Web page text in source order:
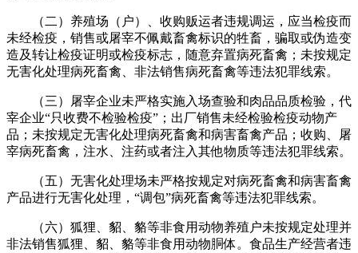
（二）养殖场（户）、收购贩运者违规调运，应当检疫而
未经检疫，销售或屠宰不佩戴畜禽标识的牲畜，骗取或伪造变
造及转让检疫证明或检疫标志，随意弃置病死畜禽；未按规定
无害化处理病死畜禽、非法销售病死畜禽等违法犯罪线索。
（三）屠宰企业未严格实施入场查验和肉品品质检验，代
宰企业“只收费不检验检疫”；出厂销售未经检验检疫动物产
品；未按规定无害化处理病死畜禽和病害畜禽产品；收购、屠
宰病死畜禽，注水、注药或者注入其他物质等违法犯罪线索。
（五）无害化处理场未严格按规定对病死畜禽和病害畜禽
产品进行无害化处理，“调包”病死畜禽等违法犯罪线索。
（六）狐狸、貂、貉等非食用动物养殖户未按规定处理并
非法销售狐狸、貂、貉等非食用动物胴体。食品生产经营者违